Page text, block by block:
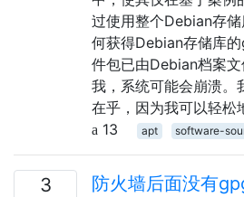
过使用整个Debian存
何获得Debian存储库
件包已由Debian档案
我，系统可能会崩溃。
在乎，因为我可以轻松
13
apt software-
3 防火墙后面没有